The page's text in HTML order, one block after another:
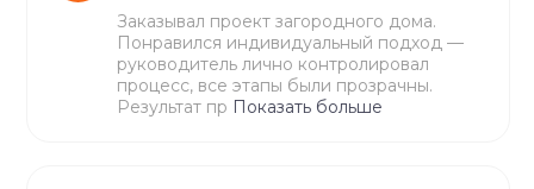
Заказывал проект загородного дома.
Понравился индивидуальный подход —
руководитель лично контролировал
процесс, все этапы были прозрачны.
Результат пр Показать больше